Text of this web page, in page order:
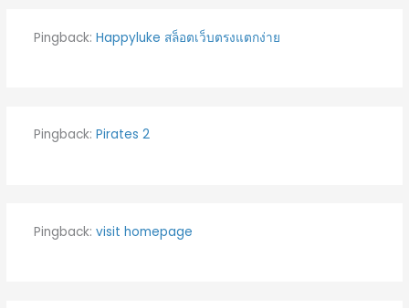
Pingback: Happyluke สล็อตเว็บตรงแตกง่าย
Pingback: Pirates 2
Pingback: visit homepage